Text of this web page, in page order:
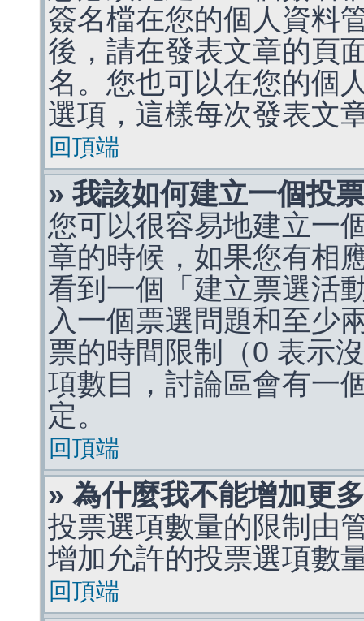
簽名檔在您的個人資料
後，請在發表文章的頁
名。您也可以在您的個
選項，這樣每次發表文
回頂端
» 我該如何建立一個投
您可以很容易地建立一
章的時候，如果您有相
看到一個「建立票選活
入一個票選問題和至少
票的時間限制（0 表示
項數目，討論區會有一
定。
回頂端
» 為什麼我不能增加更
投票選項數量的限制由
增加允許的投票選項數
回頂端